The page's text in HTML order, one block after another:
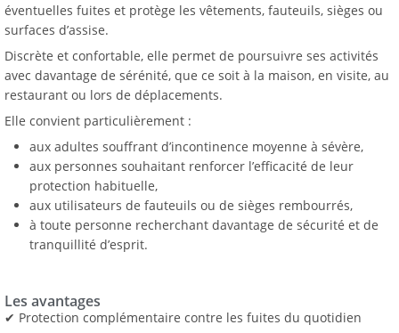
éventuelles fuites et protège les vêtements, fauteuils, sièges ou
surfaces d’assise.
Discrète et confortable, elle permet de poursuivre ses activités
avec davantage de sérénité, que ce soit à la maison, en visite, au
restaurant ou lors de déplacements.
Elle convient particulièrement :
aux adultes souffrant d’incontinence moyenne à sévère,
aux personnes souhaitant renforcer l’efficacité de leur
protection habituelle,
aux utilisateurs de fauteuils ou de sièges rembourrés,
à toute personne recherchant davantage de sécurité et de
tranquillité d’esprit.
Les avantages
✔ Protection complémentaire contre les fuites du quotidien